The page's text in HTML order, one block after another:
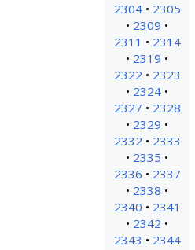
2304
2305
2309
2311
2314
2319
2322
2323
2324
2327
2328
2329
2332
2333
2335
2336
2337
2338
2340
2341
2342
2343
2344